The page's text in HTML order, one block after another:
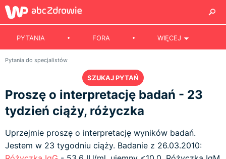
PYTANIA FORA WIĘCEJ
Pytania do specjalistów
SZUKAJ PYTAŃ
Proszę o interpretację badań - 23
tydzień ciąży, różyczka
Uprzejmie proszę o interpretację wyników badań.
Jestem w 23 tygodniu ciąży. Badanie z 26.03.2010: